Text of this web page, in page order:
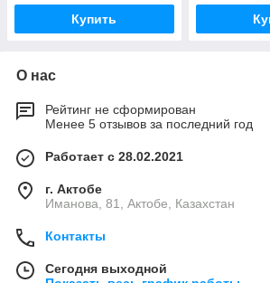
Купить
О нас
Рейтинг не сформирован
Менее 5 отзывов за последний год
Работает с 28.02.2021
г. Актобе
Иманова, 81, Актобе, Казахстан
Контакты
Сегодня выходной